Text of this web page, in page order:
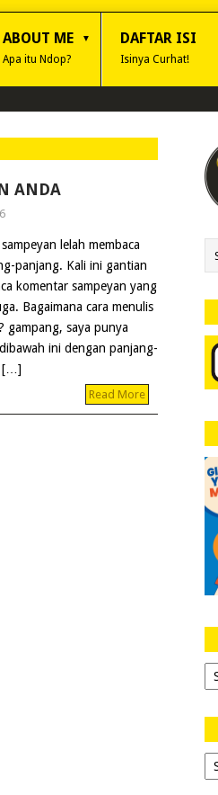
ABOUT ME
Apa itu Ndop?
DAFTAR ISI
Isinya Curhat!
ANDA
lelah membaca
panjang. Kali ini gantian
komentar sampeyan yang
Bagaimana cara menulis
gampang, saya punya
ini dengan panjang-
[…]
Read More